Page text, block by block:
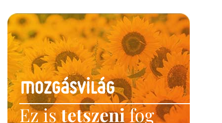
Ez istetszenifog